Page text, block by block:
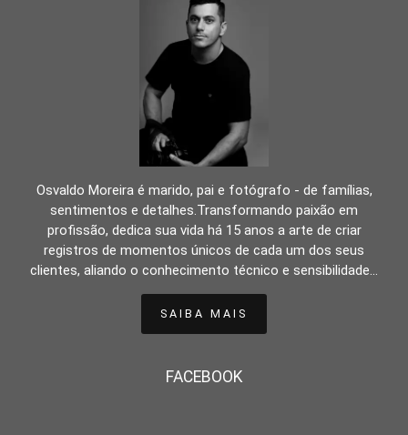
Osvaldo Moreira é marido, pai e fotógrafo - de famílias,
sentimentos e detalhes.Transformando paixão em
profissão, dedica sua vida há 15 anos a arte de criar
registros de momentos únicos de cada um dos seus
clientes, aliando o conhecimento técnico e sensibilidade...
SAIBA MAIS
FACEBOOK